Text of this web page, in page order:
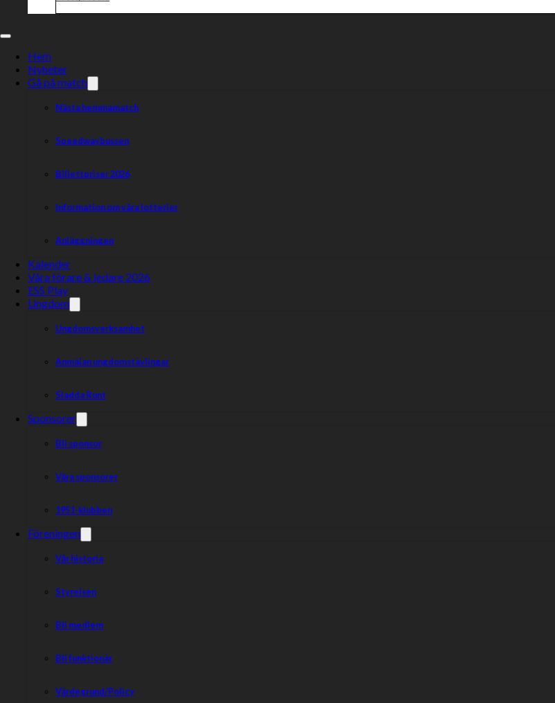
Hem
Nyheter
Gå på match
Nästa hemmamatch
Speedwaybussen
Biljettpriser 2026
Information om våra lotterier
Anläggningen
Kalender
Våra förare & ledare 2026
ESS Play
Ungdom
Ungdomsverksamhet
Anmälan ungdomstävlingar
Sladda Runt
Sponsorer
Bli sponsor
Våra sponsorer
1951-klubben
Föreningen
Vår historia
Styrelsen
Bli medlem
Bli funktionär
Värdegrund/Policy